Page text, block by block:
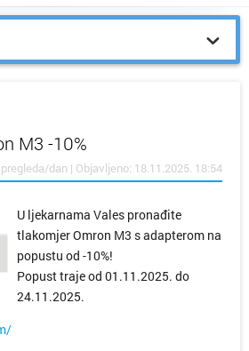
M3 -10%
dan | Objavljeno: 18.11.2025. 18:54
U ljekarnama Vales pronađite
tlakomjer Omron M3 s adapterom na
popustu od -10%!
Popust traje od 01.11.2025. do
24.11.2025.